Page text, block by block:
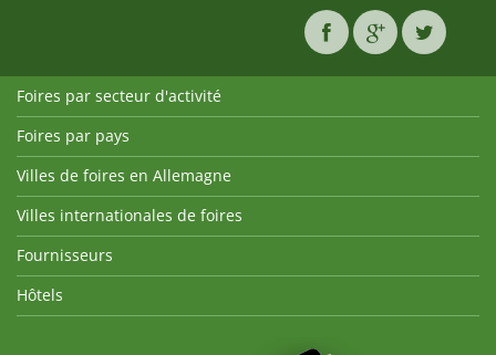
Foires par secteur d'activité
Foires par pays
Villes de foires en Allemagne
Villes internationales de foires
Fournisseurs
Hôtels